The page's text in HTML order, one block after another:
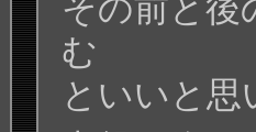
その前と後
む
といいと思